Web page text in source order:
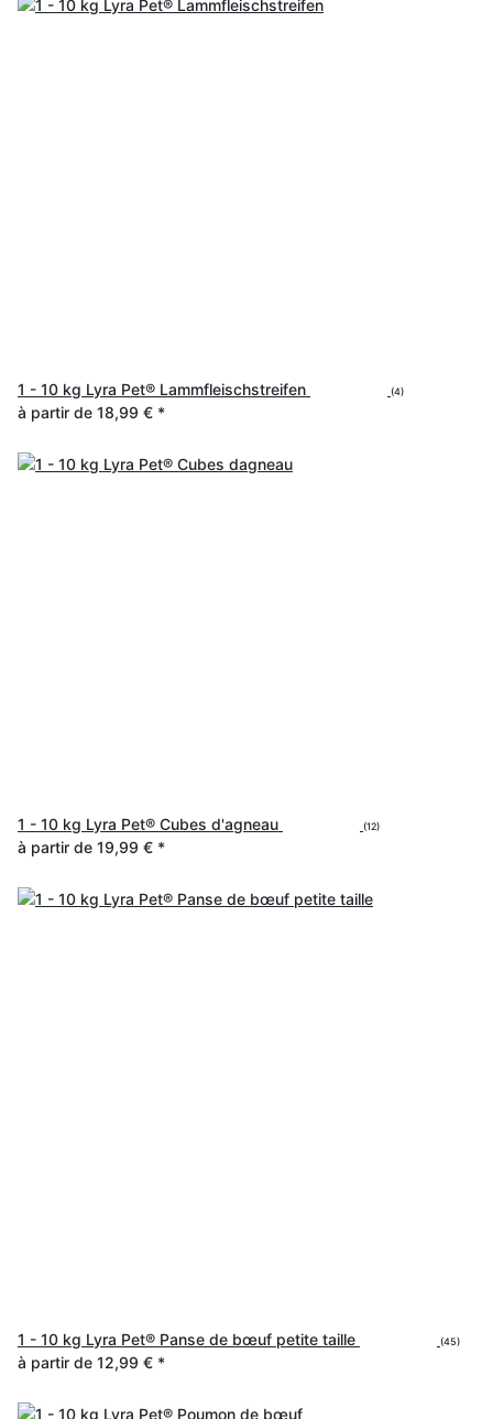
1 - 10 kg Lyra Pet® Lammfleischstreifen (4)
à partir de 18,99 € *
1 - 10 kg Lyra Pet® Cubes d'agneau (12)
à partir de 19,99 € *
1 - 10 kg Lyra Pet® Panse de bœuf petite taille (45)
à partir de 12,99 € *